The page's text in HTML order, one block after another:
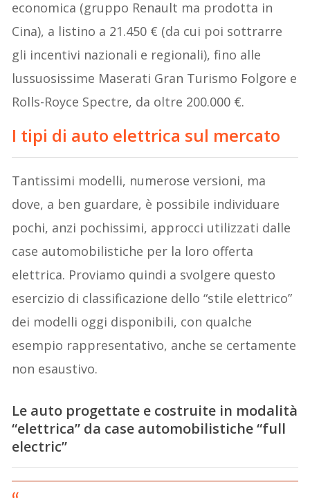
economica (gruppo Renault ma prodotta in
Cina), a listino a 21.450 € (da cui poi sottrarre
gli incentivi nazionali e regionali), fino alle
lussuosissime Maserati Gran Turismo Folgore e
Rolls-Royce Spectre, da oltre 200.000 €.
I tipi di auto elettrica sul mercato
Tantissimi modelli, numerose versioni, ma
dove, a ben guardare, è possibile individuare
pochi, anzi pochissimi, approcci utilizzati dalle
case automobilistiche per la loro offerta
elettrica. Proviamo quindi a svolgere questo
esercizio di classificazione dello “stile elettrico”
dei modelli oggi disponibili, con qualche
esempio rappresentativo, anche se certamente
non esaustivo.
Le auto progettate e costruite in modalità
“elettrica” da case automobilistiche “full
electric”